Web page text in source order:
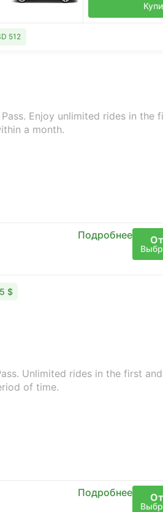
512
Enjoy unlimited rides in the
a month.
Подробнее
$
Unlimited rides in the first
of time.
Подробнее